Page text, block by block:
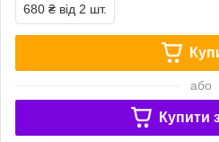
680 ₴ від 2 шт.
або
Купити